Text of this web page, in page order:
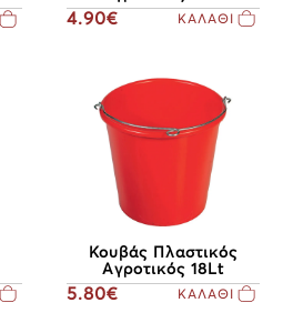
4.90€ ΚΑΛΑΘΙ
Κουβάς Πλαστικός
Αγροτικός 18Lt
5.80€ ΚΑΛΑΘΙ